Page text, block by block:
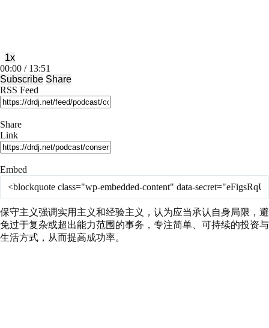
Mute/Unmute
Episode
Rewind
10
Seconds
1x
Fast
Forward
30
seconds
00:00 / 13:51
Subscribe Share
RSS Feed
Share
Link
Embed
保守主义强调实用主义和经验主义，认为应当承认自身局限，避
免过于复杂或超出能力范围的事务，专注简单、可持续的投资与
生活方式，从而提高成功率。